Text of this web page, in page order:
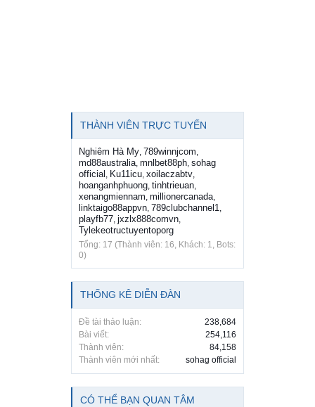
THÀNH VIÊN TRỰC TUYẾN
Nghiêm Hà My, 789winnjcom,
md88australia, mnlbet88ph, sohag
official , Ku11icu, xoilaczabtv,
hoanganhphuong, tinhtrieuan,
xenangmiennam, millionercanada,
linktaigo88appvn, 789clubchannel1,
playfb77, jxzlx888comvn,
Tylekeotructuyentoporg
Tổng: 17 (Thành viên: 16, Khách: 1, Bots:
0)
THỐNG KÊ DIỄN ĐÀN
Đề tài thảo luận:
238,684
Bài viết:
254,116
Thành viên:
84,158
Thành viên mới nhất:
sohag official
CÓ THỂ BẠN QUAN TÂM